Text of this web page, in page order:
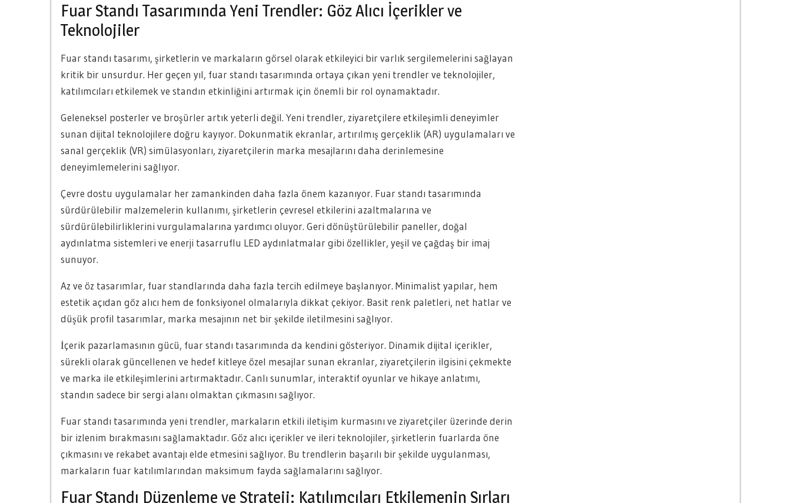
Fuar Standı Tasarımında Yeni Trendler: Göz Alıcı İçerikler ve
Teknolojiler
Fuar standı tasarımı, şirketlerin ve markaların görsel olarak etkileyici bir varlık sergilemelerini sağlayan
kritik bir unsurdur. Her geçen yıl, fuar standı tasarımında ortaya çıkan yeni trendler ve teknolojiler,
katılımcıları etkilemek ve standın etkinliğini artırmak için önemli bir rol oynamaktadır.
Geleneksel posterler ve broşürler artık yeterli değil. Yeni trendler, ziyaretçilere etkileşimli deneyimler
sunan dijital teknolojilere doğru kayıyor. Dokunmatik ekranlar, artırılmış gerçeklik (AR) uygulamaları ve
sanal gerçeklik (VR) simülasyonları, ziyaretçilerin marka mesajlarını daha derinlemesine
deneyimlemelerini sağlıyor.
Çevre dostu uygulamalar her zamankinden daha fazla önem kazanıyor. Fuar standı tasarımında
sürdürülebilir malzemelerin kullanımı, şirketlerin çevresel etkilerini azaltmalarına ve
sürdürülebilirliklerini vurgulamalarına yardımcı oluyor. Geri dönüştürülebilir paneller, doğal
aydınlatma sistemleri ve enerji tasarruflu LED aydınlatmalar gibi özellikler, yeşil ve çağdaş bir imaj
sunuyor.
Az ve öz tasarımlar, fuar standlarında daha fazla tercih edilmeye başlanıyor. Minimalist yapılar, hem
estetik açıdan göz alıcı hem de fonksiyonel olmalarıyla dikkat çekiyor. Basit renk paletleri, net hatlar ve
düşük profil tasarımlar, marka mesajının net bir şekilde iletilmesini sağlıyor.
İçerik pazarlamasının gücü, fuar standı tasarımında da kendini gösteriyor. Dinamik dijital içerikler,
sürekli olarak güncellenen ve hedef kitleye özel mesajlar sunan ekranlar, ziyaretçilerin ilgisini çekmekte
ve marka ile etkileşimlerini artırmaktadır. Canlı sunumlar, interaktif oyunlar ve hikaye anlatımı,
standın sadece bir sergi alanı olmaktan çıkmasını sağlıyor.
Fuar standı tasarımında yeni trendler, markaların etkili iletişim kurmasını ve ziyaretçiler üzerinde derin
bir izlenim bırakmasını sağlamaktadır. Göz alıcı içerikler ve ileri teknolojiler, şirketlerin fuarlarda öne
çıkmasını ve rekabet avantajı elde etmesini sağlıyor. Bu trendlerin başarılı bir şekilde uygulanması,
markaların fuar katılımlarından maksimum fayda sağlamalarını sağlıyor.
Fuar Standı Düzenleme ve Strateji: Katılımcıları Etkilemenin Sırları